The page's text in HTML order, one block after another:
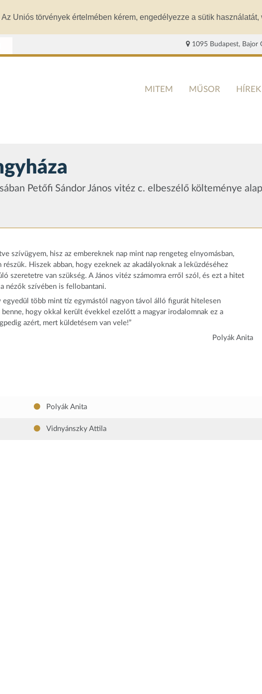
Uniós törvények értelmében kérem, engedélyezze a sütik használatát,
1095 Budapest, Bajor
MITEM MŰSOR HÍREK
Petőfi Sándor János vitéz c. elbeszélő költeménye
szívügyem, hisz az embereknek nap mint nap rengeteg elnyomásban,
részük. Hiszek abban, hogy ezeknek az akadályoknak a leküzdéséhez
szeretetre van szükség. A János vitéz számomra erről szól, és ezt a hitet
nézők szívében is fellobantani.
egyedül több mint tíz egymástól nagyon távol álló figurát hitelesen
hogy okkal került évekkel ezelőtt a magyar irodalomnak ez a
azért, mert küldetésem van vele!”
Polyák Anita
Polyák Anita
Vidnyánszky Attila